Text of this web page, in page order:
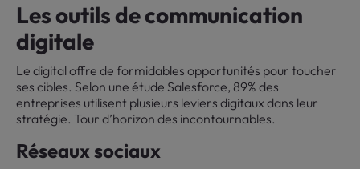
Les outils de communication
digitale
Le digital offre de formidables opportunités pour toucher
ses cibles. Selon une étude Salesforce, 89% des
entreprises utilisent plusieurs leviers digitaux dans leur
stratégie. Tour d’horizon des incontournables.
Réseaux sociaux